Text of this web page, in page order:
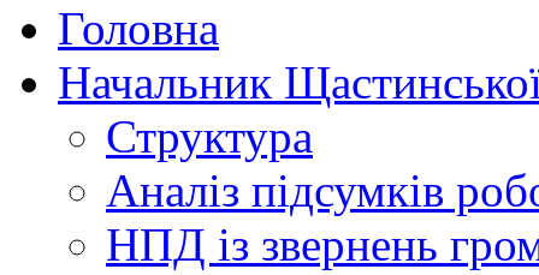
Головна
Начальник
Структура
Аналіз підсумків
НПД із звернень